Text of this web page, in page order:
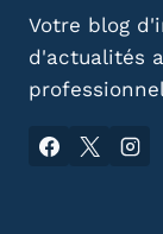
Votre blog
d'actualités